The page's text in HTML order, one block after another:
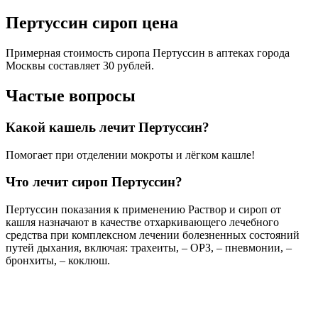
Пертуссин сироп цена
Примерная стоимость сиропа Пертуссин в аптеках города
Москвы составляет 30 рублей.
Частые вопросы
Какой кашель лечит Пертуссин?
Помогает при отделении мокроты и лёгком кашле!
Что лечит сироп Пертуссин?
Пертуссин показания к применению Раствор и сироп от
кашля назначают в качестве отхаркивающего лечебного
средства при комплексном лечении болезненных состояний
путей дыхания, включая: трахеиты, – ОРЗ, – пневмонии, –
бронхиты, – коклюш.